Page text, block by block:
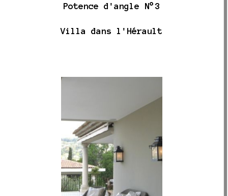
Potence d'angle N°3
Villa dans l'Hérault